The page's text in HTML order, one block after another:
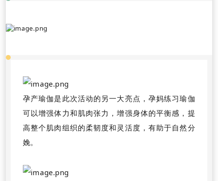
孕产瑜伽是此次活动的另一大亮点，孕妈练习瑜伽
可以增强体力和肌肉张力，增强身体的平衡感，提
高整个肌肉组织的柔韧度和灵活度，有助于自然分
娩。